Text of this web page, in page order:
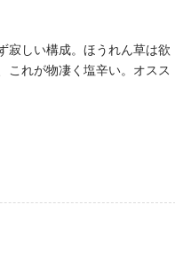
寂しい構成。ほうれん草は欲
これが物凄く塩辛い。オスス